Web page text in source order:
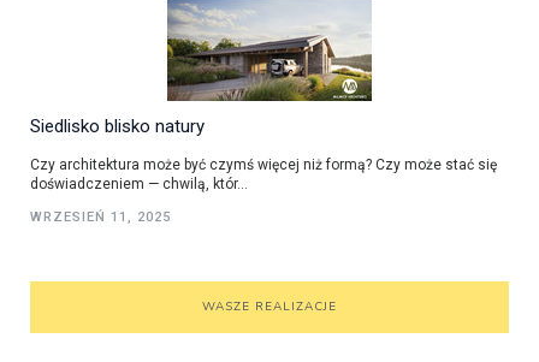
Siedlisko blisko natury
Czy architektura może być czymś więcej niż formą? Czy może stać się
doświadczeniem — chwilą, któr...
WRZESIEŃ 11, 2025
WASZE REALIZACJE